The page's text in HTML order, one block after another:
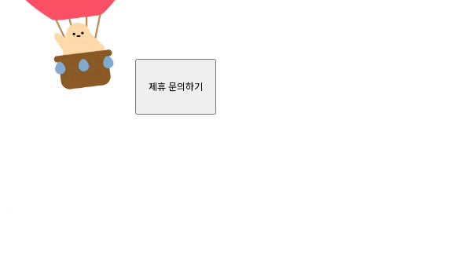
제휴 문의하기